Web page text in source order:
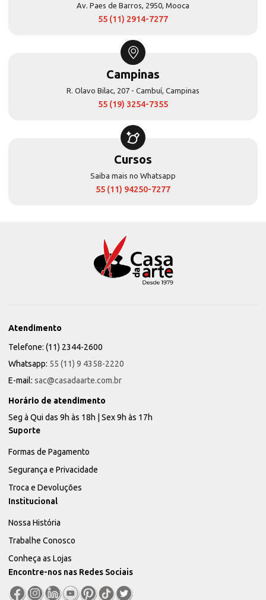
Av. Paes de Barros, 2950, Mooca
55 (11) 2914-7277
Campinas
R. Olavo Bilac, 207 - Cambuí, Campinas
55 (19) 3254-7355
Cursos
Saiba mais no Whatsapp
55 (11) 94250-7277
Atendimento
Telefone: (11) 2344-2600
Whatsapp: 55 (11) 9 4358-2220
E-mail: sac@casadaarte.com.br
Horário de atendimento
Seg à Qui das 9h às 18h | Sex 9h às 17h
Suporte
Formas de Pagamento
Segurança e Privacidade
Troca e Devoluções
Institucional
Nossa História
Trabalhe Conosco
Conheça as Lojas
Encontre-nos nas Redes Sociais